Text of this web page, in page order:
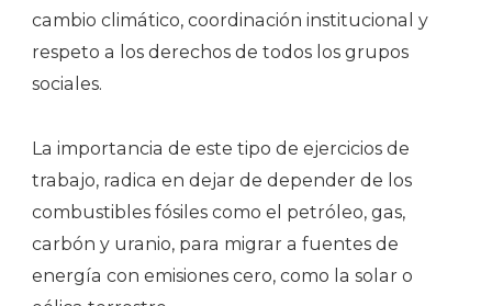
cambio climático, coordinación institucional y
respeto a los derechos de todos los grupos
sociales.
La importancia de este tipo de ejercicios de
trabajo, radica en dejar de depender de los
combustibles fósiles como el petróleo, gas,
carbón y uranio, para migrar a fuentes de
energía con emisiones cero, como la solar o